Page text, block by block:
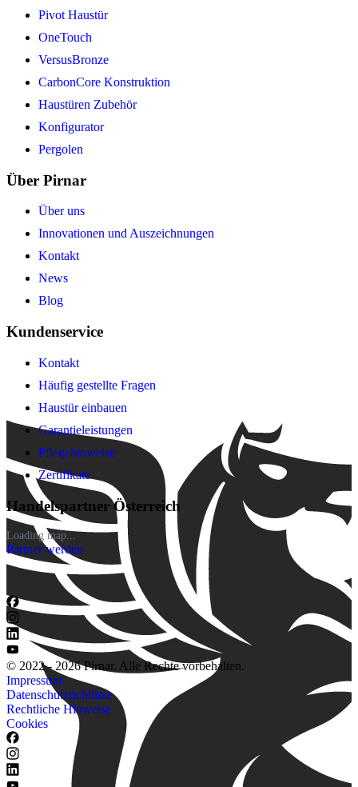
Pivot Haustür
OneTouch
VersusBronze
CarbonCore Konstruktion
Haustüren Zubehör
Konfigurator
Pergolen
Über Pirnar
Über uns
Innovationen und Auszeichnungen
Kontakt
News
Blog
Kundenservice
Kontakt
Häufig gestellte Fragen
Haustür einbauen
Garantieleistungen
Pflegehinweise
Zertifikate
Handelspartner Österreich
Loading map...
Partner werden
© 2022 - 2026 Pirnar. Alle Rechte vorbehalten.
Impressum
Datenschutzrichtlinie
Rechtliche Hinweise
Cookies